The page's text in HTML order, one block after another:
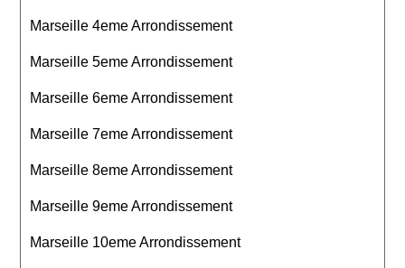
Marseille 4eme Arrondissement
Marseille 5eme Arrondissement
Marseille 6eme Arrondissement
Marseille 7eme Arrondissement
Marseille 8eme Arrondissement
Marseille 9eme Arrondissement
Marseille 10eme Arrondissement